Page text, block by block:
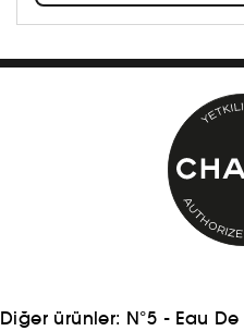
Diğer ürünler: N°5 - Eau